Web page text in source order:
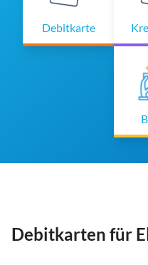
Debitkarte
Debitkarten für